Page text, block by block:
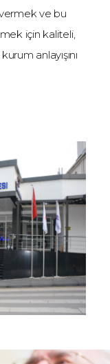
ve bu
için kaliteli,
anlayışını